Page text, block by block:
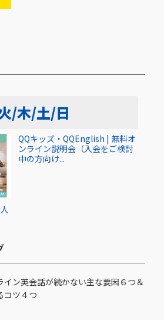
/木/土/日
QQキッズ・QQEnglish | 無料オ
ンライン説明会（入会をご検討
中の方向け...
イン英会話が続かない主な要因６つ＆
コツ４つ